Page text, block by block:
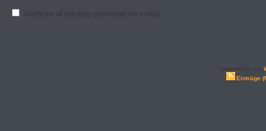
Notify me of followup comments via e-mail
Unterstützt von
Einträge